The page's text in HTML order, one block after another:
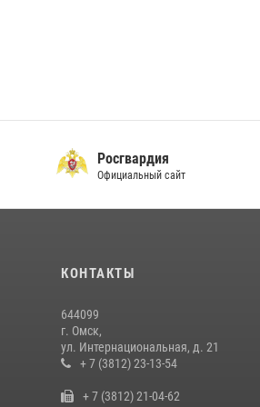
Росгвардия
Официальный сайт
КОНТАКТЫ
644099
г. Омск,
ул. Интернациональная, д. 21
+ 7 (3812) 23-13-54
+ 7 (3812) 21-04-62